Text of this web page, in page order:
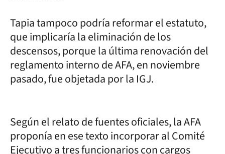
Tapia tampoco podría reformar el estatuto,
que implicaría la eliminación de los
descensos, porque la última renovación del
reglamento interno de AFA, en noviembre
pasado, fue objetada por la IGJ.
Según el relato de fuentes oficiales, la AFA
proponía en ese texto incorporar al Comité
Ejecutivo a tres funcionarios con cargos